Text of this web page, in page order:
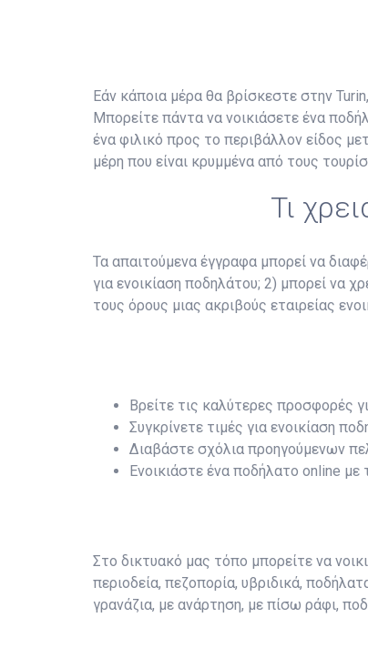
Εάν κάποια μέρα θα βρίσκεστε στην
Μπορείτε πάντα να νοικιάσετε ένα
ένα φιλικό προς το περιβάλλον είδος
μέρη που είναι κρυμμένα από τους
Τι
Τα απαιτούμενα έγγραφα μπορεί να
για ενοικίαση ποδηλάτου; 2) μπορεί να
τους όρους μιας ακριβούς εταιρείας
Βρείτε τις καλύτερες προσφορές
Συγκρίνετε τιμές για ενοικίαση
Διαβάστε σχόλια προηγούμενων
Ενοικιάστε ένα ποδήλατο online με
Στο δικτυακό μας τόπο μπορείτε να
περιοδεία, πεζοπορία, υβριδικά,
γρανάζια, με ανάρτηση, με πίσω ράφι,